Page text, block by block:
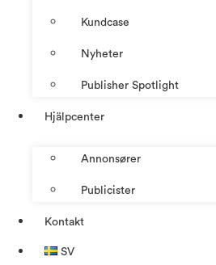
Kundcase
Nyheter
Publisher Spotlight
Hjälpcenter
Annonsører
Publicister
Kontakt
SV